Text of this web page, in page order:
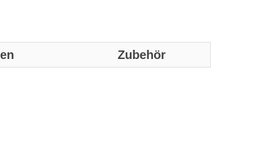
Zubehör